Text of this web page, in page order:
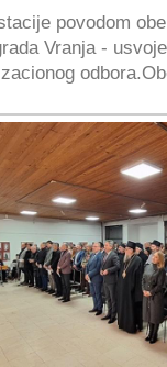
povodom
Vranja -